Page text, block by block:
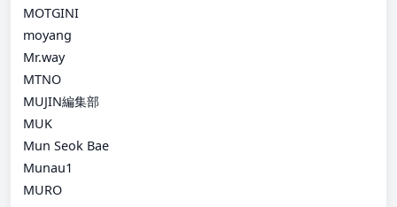
MOTGINI
moyang
Mr.way
MTNO
MUJIN編集部
MUK
Mun Seok Bae
Munau1
MURO